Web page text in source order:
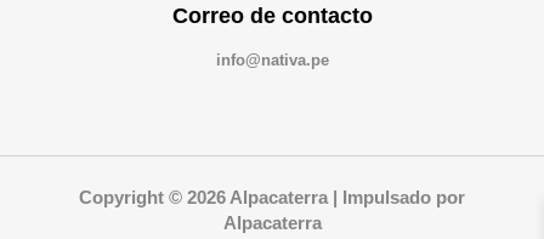
Correo de contacto
info@nativa.pe
Copyright © 2026 Alpacaterra | Impulsado por
Alpacaterra